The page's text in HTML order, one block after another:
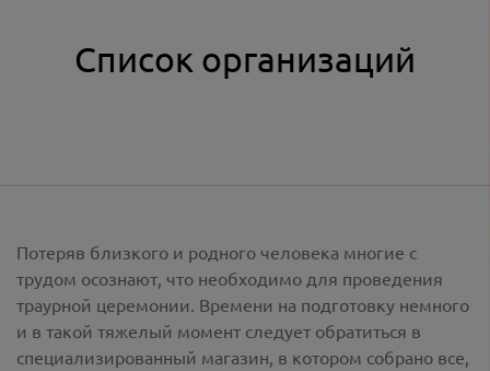
Список организаций
Потеряв близкого и родного человека многие с
трудом осознают, что необходимо для проведения
траурной церемонии. Времени на подготовку немного
и в такой тяжелый момент следует обратиться в
специализированный магазин, в котором собрано все,